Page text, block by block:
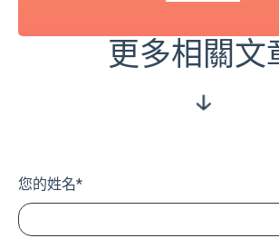
更多相關文
您的姓名*